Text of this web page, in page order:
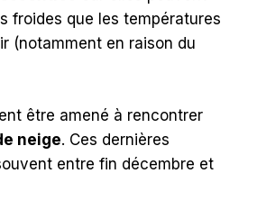
froides que les températures
(notamment en raison du
être amené à rencontrer
neige. Ces dernières
entre fin décembre et